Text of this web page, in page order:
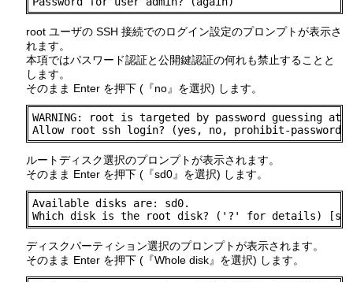
root ユーザの SSH 接続でのログイン設定のプロンプトが表示さ
れます。
本項ではパスワード認証と公開鍵認証の何れも禁止することと
します。
そのまま Enter を押下 (『no』を選択) します。
WARNING: root is targeted by password guessing
Allow root ssh login? (yes, no, prohibit-
ルートディスク選択のプロンプトが表示されます。
そのまま Enter を押下 (『sd0』を選択) します。
Available disks are: sd0.
Which disk is the root disk? ('?' for details)
ディスクパーティション選択のプロンプトが表示されます。
そのまま Enter を押下 (『Whole disk』を選択) します。